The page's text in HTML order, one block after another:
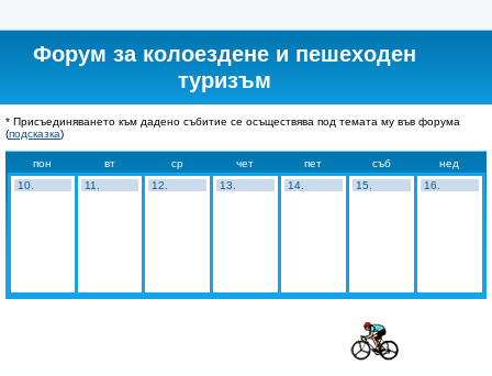
Форум за колоездене и пешеходен
туризъм
* Присъединяването към дадено събитие се осъществява под темата му във форума
(подсказка)
пон вт ср чет пет съб
нед
10.
11. 12. 13. 14. 15. 16.